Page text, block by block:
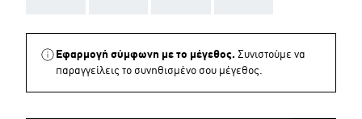
Εφαρμογή σύμφωνη με το μέγεθος. Συνιστούμε να
παραγγείλεις το συνηθισμένο σου μέγεθος.